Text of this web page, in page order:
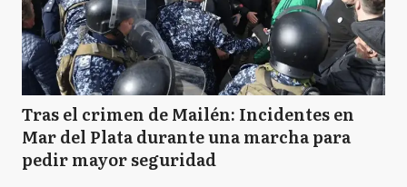
Tras el crimen de Mailén: Incidentes en
Mar del Plata durante una marcha para
pedir mayor seguridad